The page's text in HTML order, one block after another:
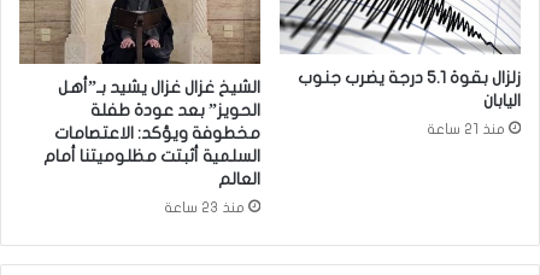
ز
ب
ي
ب
زلزال بقوة 5.1 درجة يضرب جنوب
اليابان
منذ 21 ساعة
الشيخ غزال غزال يشيد بـ”أهل
الحويز” بعد عودة طفلة
مخطوفة ويؤكد: الاعتصامات
السلمية أثبتت مظلوميتنا أمام
العالم
منذ 23 ساعة